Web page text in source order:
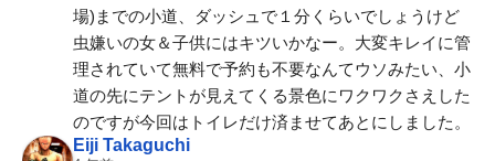
場)までの小道、ダッシュで１分くらいでしょうけど
虫嫌いの女＆子供にはキツいかなー。大変キレイに管
理されていて無料で予約も不要なんてウソみたい、小
道の先にテントが見えてくる景色にワクワクさえした
のですが今回はトイレだけ済ませてあとにしました。
Eiji Takaguchi